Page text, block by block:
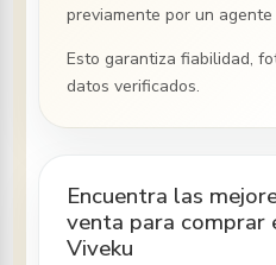
previamente por un
Esto garantiza fiabilidad,
datos verificados.
Encuentra las
venta para comprar
Viveku